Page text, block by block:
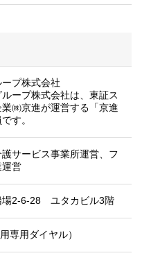
プ株式会社
ープ株式会社は、東証ス
㈱京進が運営する「京進
す。
サービス事業所運営、フ
運営
場2-6-28 ユタカビル3階
専用ダイヤル）